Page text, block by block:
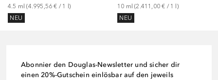
4.5 ml (4.995,56 € / 1
)
NEU
10 ml (2.411,00 € / 1
)
NEU
Abonnier den Douglas-Newsletter und sicher dir
einen 20%-Gutschein einlösbar auf den jeweils